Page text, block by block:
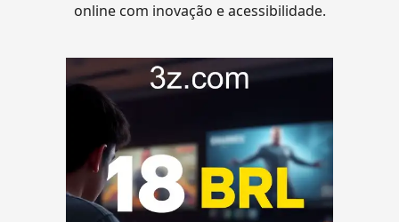
online com inovação e acessibilidade.